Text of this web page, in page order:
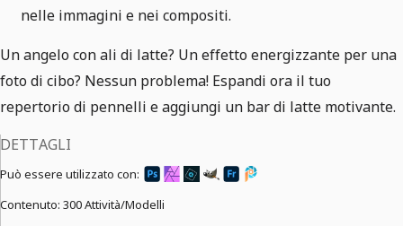
nelle immagini e nei compositi.
Un angelo con ali di latte? Un effetto energizzante per una
foto di cibo? Nessun problema! Espandi ora il tuo
repertorio di pennelli e aggiungi un bar di latte motivante.
DETTAGLI
Può essere utilizzato con:
Contenuto: 300 Attività/Modelli